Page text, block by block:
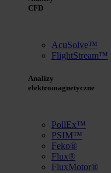
CFD
AcuSolve™
FlightStream™
Analizy
elektromagnetyczne
PollEx™
PSIM™
Feko®
Flux®
FluxMotor®